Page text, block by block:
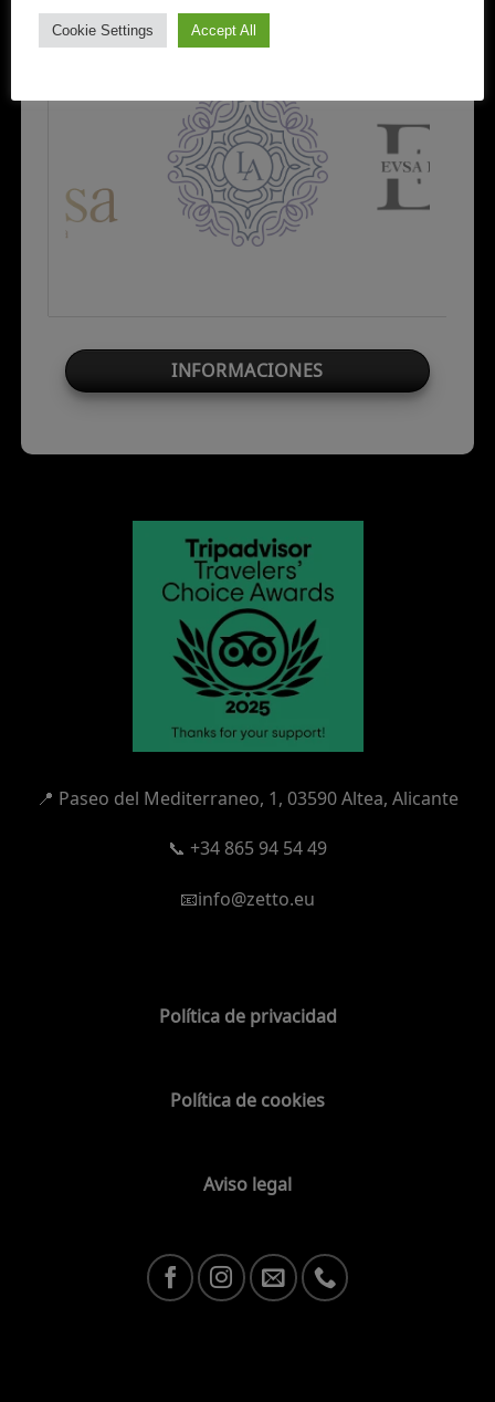
INFORMACIONES
📍 Paseo del Mediterraneo, 1, 03590 Altea, Alicante
📞 +34 865 94 54 49
📧info@zetto.eu
Política de privacidad
Política de cookies
Aviso legal
Cookie Settings Accept All